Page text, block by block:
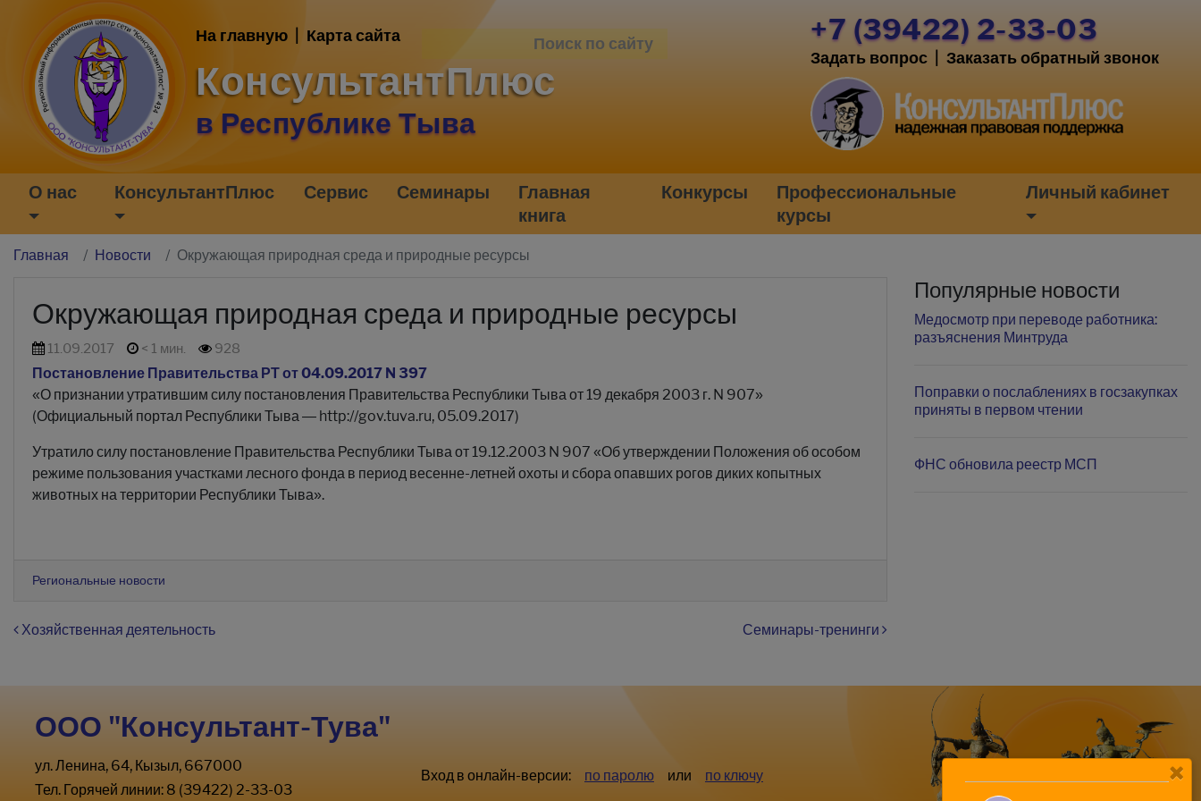
На главную Карта сайта
КонсультантПлюс
в Республике Тыва
+7 (39422) 2-33-03
Задать вопрос Заказать обратный звонок
О нас КонсультантПлюс Сервис Семинары
Главная
книга
Конкурсы
Профессиональные
курсы
Личный кабинет
Главная Новости Окружающая природная среда и природные ресурсы
Окружающая природная среда и природные ресурсы
11.09.2017 < 1 мин. 928
Постановление Правительства РТ от 04.09.2017 N 397
«О признании утратившим силу постановления Правительства Республики Тыва от 19 декабря 2003 г. N 907»
(Официальный портал Республики Тыва — http://gov.tuva.ru, 05.09.2017)
Утратило силу постановление Правительства Республики Тыва от 19.12.2003 N 907 «Об утверждении Положения об особом
режиме пользования участками лесного фонда в период весенне-летней охоты и сбора опавших рогов диких копытных
животных на территории Республики Тыва».
Региональные новости
Навигация по записям
Хозяйственная деятельность Семинары-тренинги
Популярные новости
Медосмотр при переводе работника:
разъяснения Минтруда
Поправки о послаблениях в госзакупках
приняты в первом чтении
ФНС обновила реестр МСП
ООО "Консультант-Тува"
ул. Ленина, 64, Кызыл, 667000
Тел. Горячей линии: 8 (39422) 2-33-03
Вход в онлайн-версии: по паролю или по ключу